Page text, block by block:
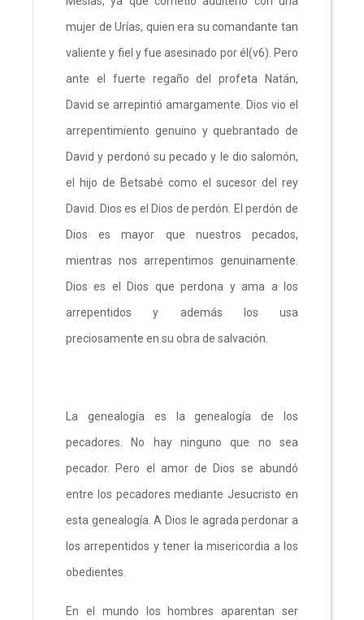
mujer de Urías, quien era su comandante tan
valiente y fiel y fue asesinado por él(v6). Pero
ante el fuerte regaño del profeta Natán,
David se arrepintió amargamente. Dios vio el
arrepentimiento genuino y quebrantado de
David y perdonó su pecado y le dio salomón,
el hijo de Betsabé como el sucesor del rey
David. Dios es el Dios de perdón. El perdón de
Dios es mayor que nuestros pecados,
mientras nos arrepentimos genuinamente.
Dios es el Dios que perdona y ama a los
arrepentidos y además los usa
preciosamente en su obra de salvación.
La genealogía es la genealogía de los
pecadores. No hay ninguno que no sea
pecador. Pero el amor de Dios se abundó
entre los pecadores mediante Jesucristo en
esta genealogía. A Dios le agrada perdonar a
los arrepentidos y tener la misericordia a los
obedientes.
En el mundo los hombres aparentan ser